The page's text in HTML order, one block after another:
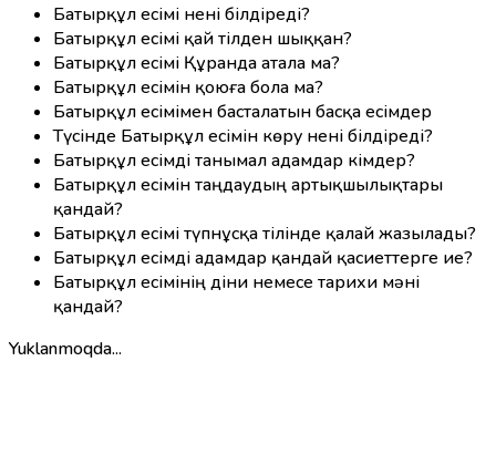
Батырқұл есімі нені білдіреді?
Батырқұл есімі қай тілден шыққан?
Батырқұл есімі Құранда атала ма?
Батырқұл есімін қоюға бола ма?
Батырқұл есімімен басталатын басқа есімдер
Түсінде Батырқұл есімін көру нені білдіреді?
Батырқұл есімді танымал адамдар кімдер?
Батырқұл есімін таңдаудың артықшылықтары
қандай?
Батырқұл есімі түпнұсқа тілінде қалай жазылады?
Батырқұл есімді адамдар қандай қасиеттерге ие?
Батырқұл есімінің діни немесе тарихи мәні
қандай?
Yuklanmoqda...